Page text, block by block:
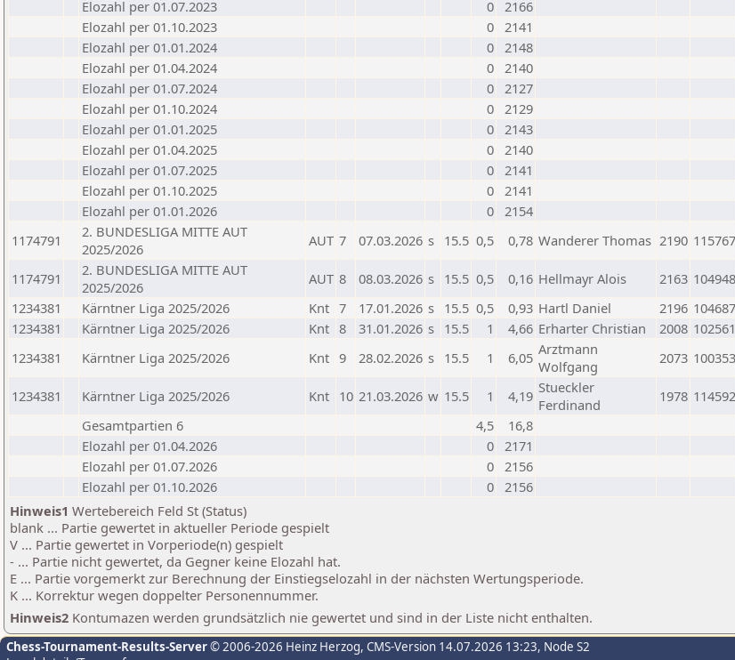
Elozahl per 01.07.2023
0 2166
Elozahl per 01.10.2023
0 2141
Elozahl per 01.01.2024
0 2148
Elozahl per 01.04.2024
0 2140
Elozahl per 01.07.2024
0 2127
Elozahl per 01.10.2024
0 2129
Elozahl per 01.01.2025
0 2143
Elozahl per 01.04.2025
0 2140
Elozahl per 01.07.2025
0 2141
Elozahl per 01.10.2025
0 2141
Elozahl per 01.01.2026
0 2154
1174791
2. BUNDESLIGA MITTE AUT
2025/2026
AUT 7 07.03.2026 s 15.5 0,5 0,78 Wanderer Thomas 2190 115767
1174791
2. BUNDESLIGA MITTE AUT
2025/2026
AUT 8 08.03.2026 s 15.5 0,5 0,16 Hellmayr Alois 2163 104948
1234381
Kärntner Liga 2025/2026 Knt 7 17.01.2026 s 15.5 0,5 0,93 Hartl Daniel 2196 104687
1234381
Kärntner Liga 2025/2026 Knt 8 31.01.2026 s 15.5 1 4,66 Erharter Christian 2008 102561
1234381
Kärntner Liga 2025/2026 Knt 9 28.02.2026 s 15.5 1 6,05 Arztmann
Wolfgang
2073 100353
1234381 Kärntner Liga 2025/2026 Knt 10 21.03.2026 w 15.5 1 4,19 Stueckler
Ferdinand
1978 114592
Gesamtpartien 6
4,5
16,8
Elozahl per 01.04.2026
0 2171
Elozahl per 01.07.2026
0 2156
Elozahl per 01.10.2026
0 2156
Hinweis1 Wertebereich Feld St (Status)
blank ... Partie gewertet in aktueller Periode gespielt
V ... Partie gewertet in Vorperiode(n) gespielt
- ... Partie nicht gewertet, da Gegner keine Elozahl hat.
E ... Partie vorgemerkt zur Berechnung der Einstiegselozahl in der nächsten Wertungsperiode.
K ... Korrektur wegen doppelter Personennummer.
Hinweis2 Kontumazen werden grundsätzlich nie gewertet und sind in der Liste nicht enthalten.
Chess-Tournament-Results-Server© 2006-2026 Heinz Herzog, CMS-Version 14.07.2026 13:23, Node S2